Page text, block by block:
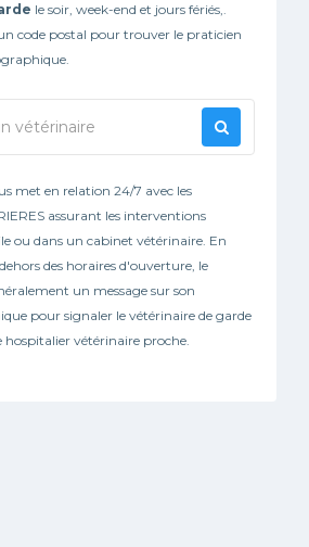
le soir, week-end et jours fériés,.
code postal pour trouver le praticien
met en relation 24/7 avec les
assurant les interventions
ou dans un cabinet vétérinaire. En
des horaires d'ouverture, le
un message sur son
pour signaler le vétérinaire de garde
hospitalier vétérinaire proche.